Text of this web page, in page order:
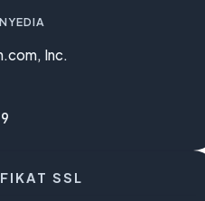
Inc.
SSL